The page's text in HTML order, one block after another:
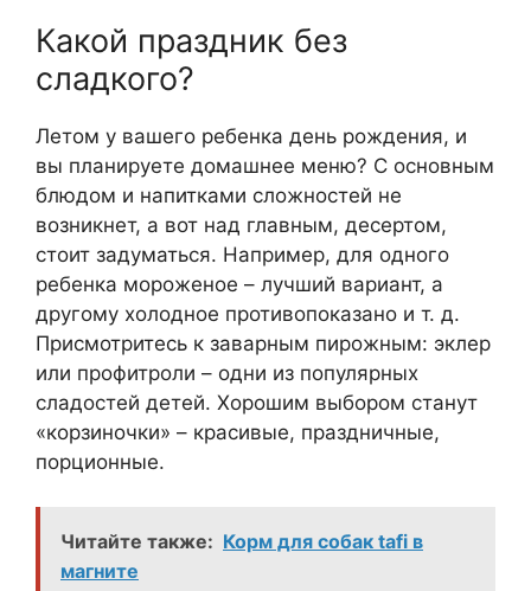
Какой праздник без
сладкого?
Летом у вашего ребенка день рождения, и
вы планируете домашнее меню? С основным
блюдом и напитками сложностей не
возникнет, а вот над главным, десертом,
стоит задуматься. Например, для одного
ребенка мороженое – лучший вариант, а
другому холодное противопоказано и т. д.
Присмотритесь к заварным пирожным: эклер
или профитроли – одни из популярных
сладостей детей. Хорошим выбором станут
«корзиночки» – красивые, праздничные,
порционные.
Читайте также: Корм для собак tafi в
магните